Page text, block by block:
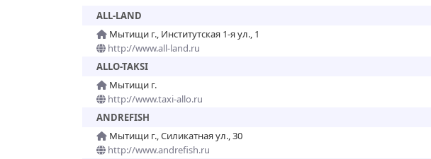
ALL-LAND
Мытищи г., Институтская 1-я ул., 1
http://www.all-land.ru
ALLO-TAKSI
Мытищи г.
http://www.taxi-allo.ru
ANDREFISH
Мытищи г., Силикатная ул., 30
http://www.andrefish.ru